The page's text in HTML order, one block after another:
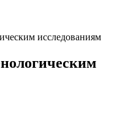
исследованиям